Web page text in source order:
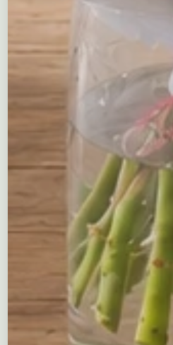
się wyjątkowo szykownie
bez potrzeby
Trwałość
– Dzięki
umieszczonym w
świeżość, co sprawia, że
przez dłuższy czas.
Praktyczność
– Flower
użytkowaniu – nie
dodatkowej pielęgnacji,
wyborem na prezent do
przyjęcie.
Oryginalność– To
chcą zaskoczyć swoich
eleganckim, a zarazem
Dostawa w
okolicy
Zakup flower boxów w naszej